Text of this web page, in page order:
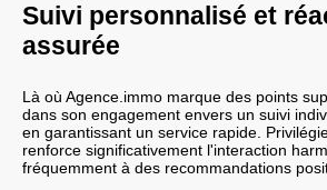
Suivi personnalisé et
assurée
Là où Agence.immo marque des points
dans son engagement envers un suivi
en garantissant un service rapide.
renforce significativement l'interaction
fréquemment à des recommandations